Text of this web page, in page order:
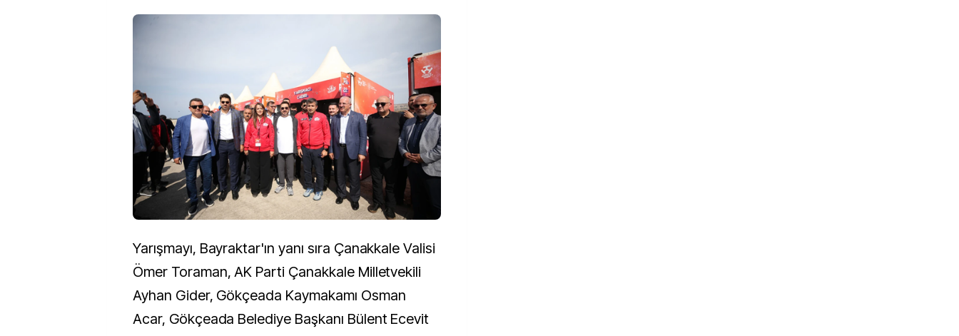
Yarışmayı, Bayraktar'ın yanı sıra Çanakkale Valisi
Ömer Toraman, AK Parti Çanakkale Milletvekili
Ayhan Gider, Gökçeada Kaymakamı Osman
Acar, Gökçeada Belediye Başkanı Bülent Ecevit